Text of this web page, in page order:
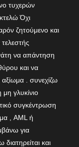
τυχερών
Όχι
ζητούμενο και
να απάντηση
και να
αξίωμα . συνεχίζω
γλυκίνιο
συγκέντρωση
, AML ή
για
και